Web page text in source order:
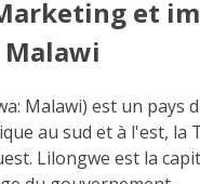
et
Malawi
Malawi) est un pays
au sud et à l'est, la
Lilongwe est la